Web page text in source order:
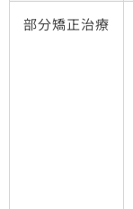
部分矯正治療